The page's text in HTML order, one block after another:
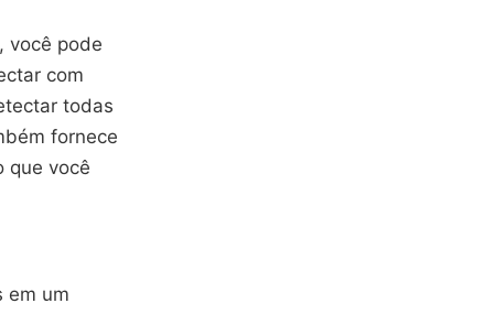
você pode
com
todas
fornece
que você
em um